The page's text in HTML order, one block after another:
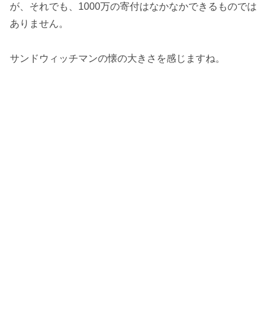
が、それでも、1000万の寄付はなかなかできるものでは
ありません。
サンドウィッチマンの懐の大きさを感じますね。